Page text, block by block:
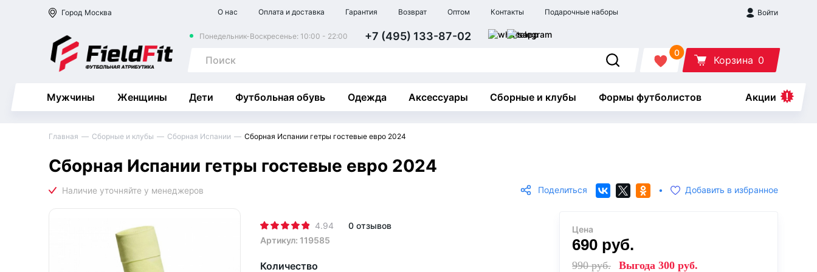
Город Москва О нас Оплата и доставка Гарантия Возврат Оптом Контакты Подарочные наборы Войти
Понедельник-Воскресенье: 10:00 - 22:00 +7 (495) 133-87-02
0
Корзина 0
Мужчины Женщины Дети Футбольная обувь Одежда Аксессуары Сборные и клубы Формы футболистов Акции
Главная Сборные и клубы Сборная Испании Сборная Испании гетры гостевые евро 2024
Сборная Испании гетры гостевые евро 2024
Поделиться • Добавить в избранное
4.94
0 отзывов
Артикул: 119585
Количество
Цена
690 руб.
990руб. Выгода 300 руб.